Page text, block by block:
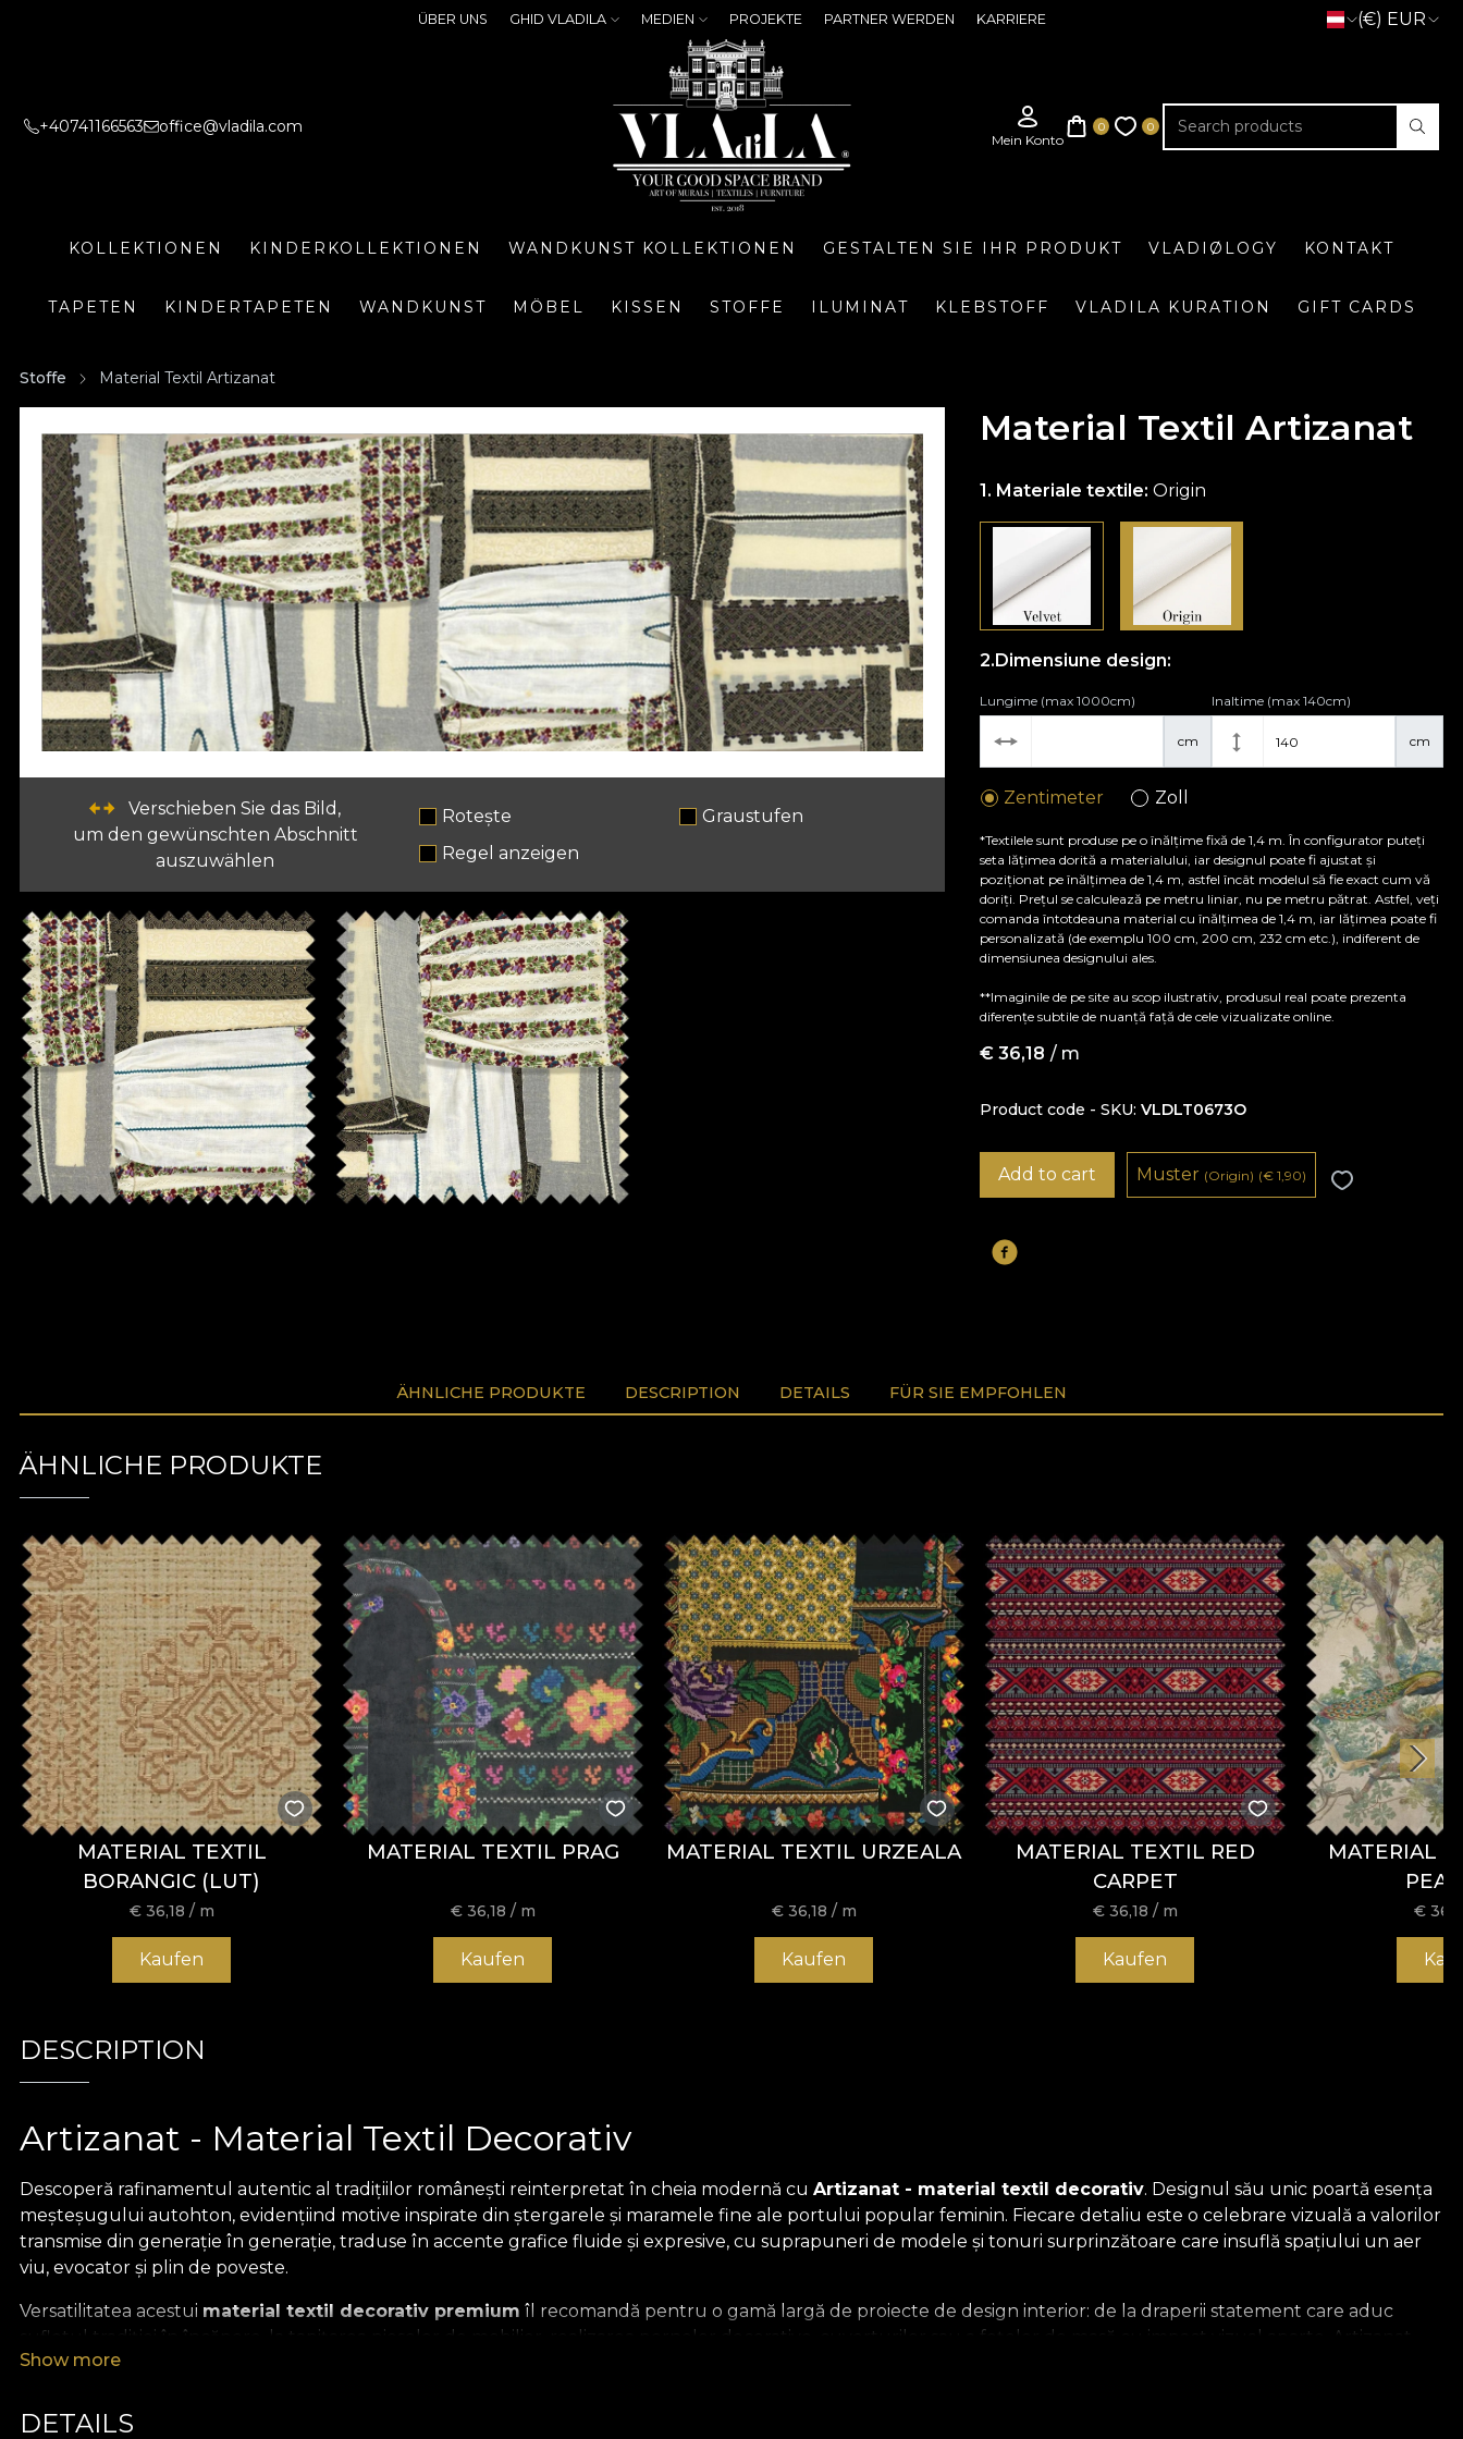
ÜBER UNS GHID VLADILA MEDIEN PROJEKTE PARTNER WERDEN KARRIERE (€) EUR
+40741166563 office@vladila.com
KOLLEKTIONEN KINDERKOLLEKTIONEN WANDKUNST KOLLEKTIONEN GESTALTEN SIE IHR PRODUKT VLADIØLOGY KONTAKT
TAPETEN KINDERTAPETEN WANDKUNST MÖBEL KISSEN STOFFE ILUMINAT KLEBSTOFF VLADILA KURATION GIFT CARDS
Stoffe Material Textil Artizanat
Verschieben Sie das Bild,
um den gewünschten Abschnitt
auszuwählen
Rotește
Graustufen
Regel anzeigen
Material Textil Artizanat
Materiale textile:Origin
Dimensiune design:
cm
Lungime (max 1000cm)
cm
Inaltime (max 140cm)
Zentimeter Zoll
*Textilele sunt produse pe o înălțime fixă de 1,4 m. În configurator puteți
seta lățimea dorită a materialului, iar designul poate fi ajustat și
poziționat pe înălțimea de 1,4 m, astfel încât modelul să fie exact cum vă
doriți. Prețul se calculează pe metru liniar, nu pe metru pătrat. Astfel, veți
comanda întotdeauna material cu înălțimea de 1,4 m, iar lățimea poate fi
personalizată (de exemplu 100 cm, 200 cm, 232 cm etc.), indiferent de
dimensiunea designului ales.
**Imaginile de pe site au scop ilustrativ, produsul real poate prezenta
diferențe subtile de nuanță față de cele vizualizate online.
€36,18 / m
Product code - SKU VLDLT0673O
Add to cart Muster (Origin) (€1,90)
ÄHNLICHE PRODUKTE DESCRIPTION DETAILS FÜR SIE EMPFOHLEN
ÄHNLICHE PRODUKTE
MATERIAL TEXTIL
BORANGIC (LUT)
€ 36,18 / m
Kaufen
MATERIAL TEXTIL PRAG
€ 36,18 / m
Kaufen
MATERIAL TEXTIL URZEALA
€ 36,18 / m
Kaufen
MATERIAL TEXTIL RED
CARPET
€ 36,18 / m
Kaufen
MATERIAL
€
DESCRIPTION
Artizanat - Material Textil Decorativ
Descoperă rafinamentul autentic al tradițiilor românești reinterpretat în cheia modernă cu Artizanat - material textil decorativ. Designul său unic poartă esența
meșteșugului autohton, evidențiind motive inspirate din ștergarele și maramele fine ale portului popular feminin. Fiecare detaliu este o celebrare vizuală a valorilor
transmise din generație în generație, traduse în accente grafice fluide și expresive, cu suprapuneri de modele și tonuri surprinzătoare care insuflă spațiului un aer
viu, evocator și plin de poveste.
Versatilitatea acestui material textil decorativ premium îl recomandă pentru o gamă largă de proiecte de design interior: de la draperii statement care aduc
sufletul tradiției în încăpere, la tapițarea pieselor de mobilier, realizarea pernelor decorative, cuverturilor sau a fețelor de masă cu impact vizual aparte. Artizanat
transformă orice colț al casei într-o întâlnire între trecut și prezent, între măiestria artizanală și designul contemporan.
modern. Fiecare pânză spune o poveste și adaugă profunzime și carismă oricărui decor, fiind perfectă pentru cei ce apreciază valoarea culturală și doresc să aducă
Show more
DETAILS